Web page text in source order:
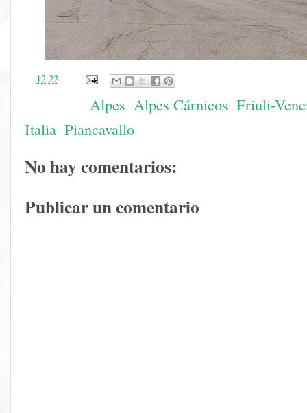
12:22
Alpes Alpes Cárnicos Friuli-
Italia Piancavallo
No hay comentarios:
Publicar un comentario